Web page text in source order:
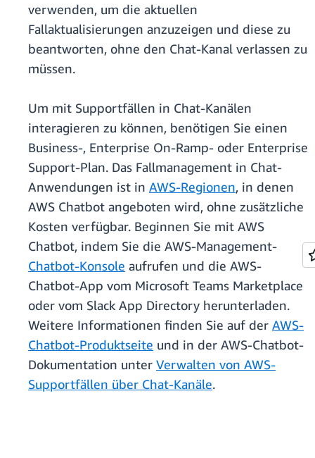
verwenden, um die aktuellen
Fallaktualisierungen anzuzeigen und diese zu
beantworten, ohne den Chat-Kanal verlassen zu
müssen.
Um mit Supportfällen in Chat-Kanälen
interagieren zu können, benötigen Sie einen
Business-, Enterprise On-Ramp- oder Enterprise
Support-Plan. Das Fallmanagement in Chat-
Anwendungen ist in AWS-Regionen, in denen
AWS Chatbot angeboten wird, ohne zusätzliche
Kosten verfügbar. Beginnen Sie mit AWS
Chatbot, indem Sie die AWS-Management-
Chatbot-Konsole aufrufen und die AWS-
Chatbot-App vom Microsoft Teams Marketplace
oder vom Slack App Directory herunterladen.
Weitere Informationen finden Sie auf der AWS-
Chatbot-Produktseite und in der AWS-Chatbot-
Dokumentation unter Verwalten von AWS-
Supportfällen über Chat-Kanäle.